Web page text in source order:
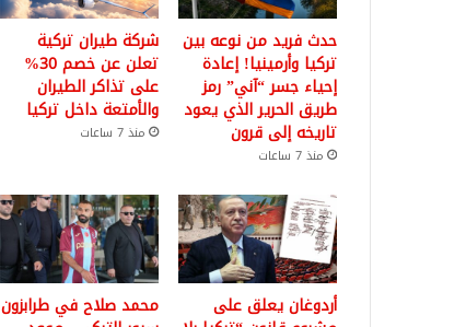
حدث فريد من نوعه بين
تركيا وأرمينيا! إعادة
إحياء جسر “آني” رمز
طريق الحرير الذي يعود
تاريخه إلى قرون
منذ 7 ساعات
شركة طيران تركية
تعلن عن خصم 30%
على تذاكر الطيران
والأمتعة داخل تركيا
منذ 7 ساعات
أردوغان يعلق على محمد صلاح في طرابزون